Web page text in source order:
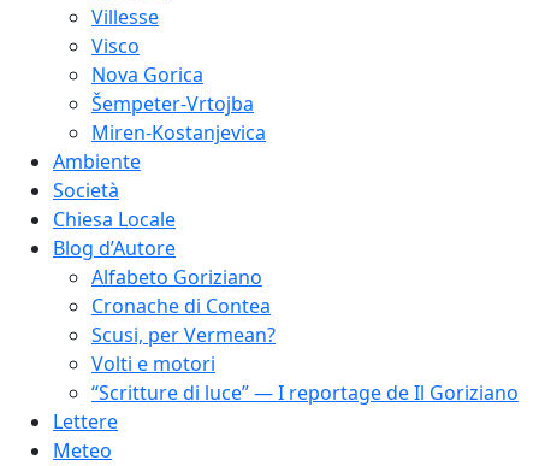
Villesse
Visco
Nova Gorica
Šempeter-Vrtojba
Miren-Kostanjevica
Ambiente
Società
Chiesa Locale
Blog d’Autore
Alfabeto Goriziano
Cronache di Contea
Scusi, per Vermean?
Volti e motori
“Scritture di luce” — I reportage de Il Goriziano
Lettere
Meteo